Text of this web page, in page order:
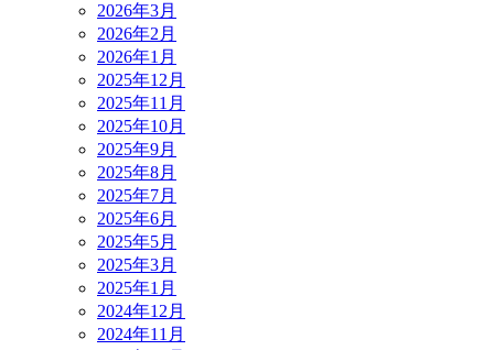
2026年3月
2026年2月
2026年1月
2025年12月
2025年11月
2025年10月
2025年9月
2025年8月
2025年7月
2025年6月
2025年5月
2025年3月
2025年1月
2024年12月
2024年11月